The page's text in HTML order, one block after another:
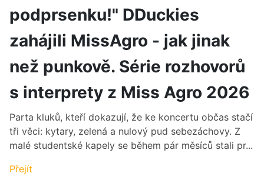
podprsenku!" DDuckies
zahájili MissAgro - jak jinak
než punkově. Série rozhovorů
s interprety z Miss Agro 2026
Parta kluků, kteří dokazují, že ke koncertu občas stačí
tři věci: kytary, zelená a nulový pud sebezáchovy. Z
malé studentské kapely se během pár měsíců stali pr...
Přejít